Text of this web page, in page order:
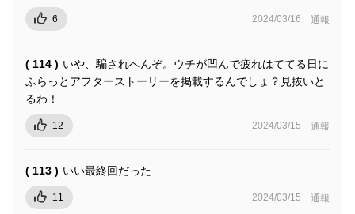
6 2024/03/16 通報
( 114 ) いや、騙されへんぞ。ウチが凹んで疲れはててる日に
ふらっとアフターストーリーを掲載するんでしょ？見抜いと
るわ！
12 2024/03/15 通報
( 113 ) いい最終回だった
11 2024/03/15 通報